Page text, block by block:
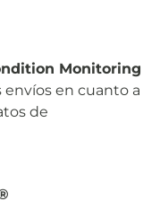
Monitoring
en cuanto a
de